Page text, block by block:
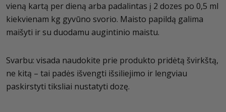
vieną kartą per dieną arba padalintas į 2 dozes po 0,5 ml
kiekvienam kg gyvūno svorio. Maisto papildą galima
maišyti ir su duodamu augintinio maistu.
Svarbu: visada naudokite prie produkto pridėtą švirkštą,
ne kitą – tai padės išvengti išsiliejimo ir lengviau
paskirstyti tiksliai nustatyti dozę.